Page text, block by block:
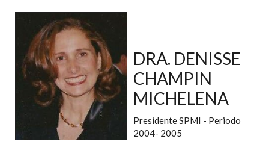
DRA. DENISSE
CHAMPIN
MICHELENA
Presidente SPMI - Periodo
2004- 2005